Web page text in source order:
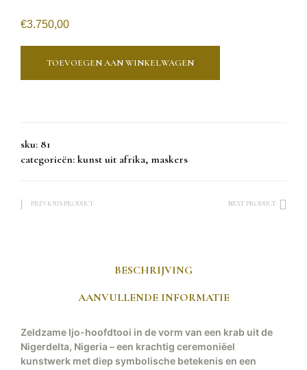
€3.750,00
TOEVOEGEN AAN WINKELWAGEN
sku: 81
categorieën: kunst uit afrika, maskers
PREVIOUS PRODUCT NEXT PRODUCT
BESCHRIJVING
AANVULLENDE INFORMATIE
Zeldzame Ijo-hoofdtooi in de vorm van een krab uit de
Nigerdelta, Nigeria – een krachtig ceremoniëel
kunstwerk met diep symbolische betekenis en een